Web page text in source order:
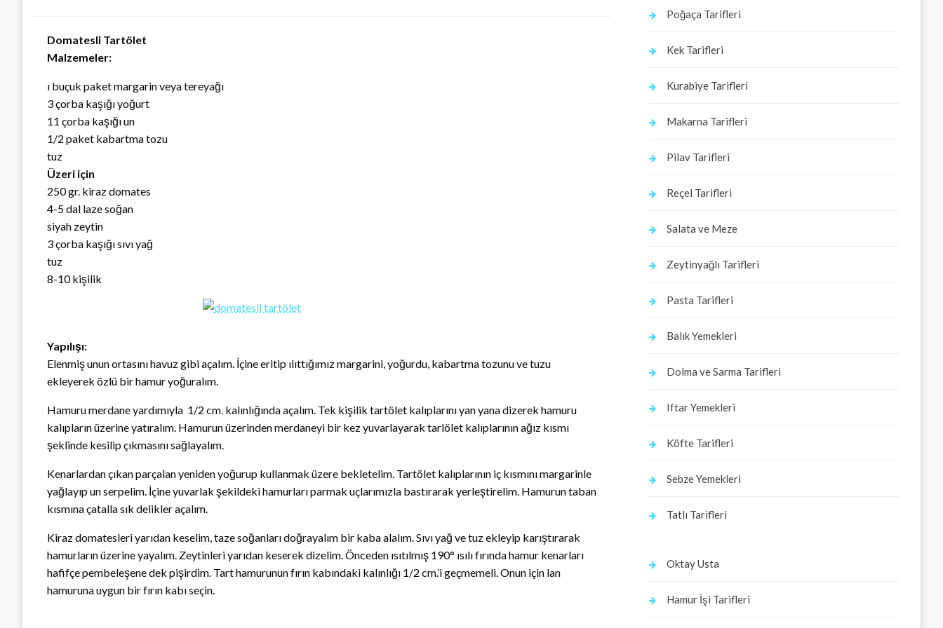
Domatesli Tartölet
Malzemeler:
ı buçuk paket margarin veya tereyağı
3 çorba kaşığı yoğurt
11 çorba kaşığı un
1/2 paket kabartma tozu
tuz
Üzeri için
250 gr. kiraz domates
4-5 dal laze soğan
siyah zeytin
3 çorba kaşığı sıvı yağ
tuz
8-10 kişilik
Yapılışı:
Elenmiş unun ortasını havuz gibi açalım. İçine eritip ılıttığımız margarini, yoğurdu, kabartma tozunu ve tuzu
ekleyerek özlü bir hamur yoğuralım.
Hamuru merdane yardımıyla 1/2 cm. kalınlığında açalım. Tek kişilik tartölet kalıplarını yan yana dizerek hamuru
kalıpların üzerine yatıralım. Hamurun üzerinden merdaneyi bir kez yuvarlayarak tarlölet kalıplarının ağız kısmı
şeklinde kesilip çıkmasını sağlayalım.
Kenarlardan çıkan parçalan yeniden yoğurup kullanmak üzere bekletelim. Tartölet kalıplarının iç kısmını margarinle
yağlayıp un serpelim. İçine yuvarlak şekildeki hamurları parmak uçlarımızla bastırarak yerleştirelim. Hamurun taban
kısmına çatalla sık delikler açalım.
Kiraz domatesleri yarıdan keselim, taze soğanları doğrayalım bir kaba alalım. Sıvı yağ ve tuz ekleyip karıştırarak
hamurların üzerine yayalım. Zeytinleri yarıdan keserek dizelim. Önceden ısıtılmış 190° ısılı fırında hamur kenarları
hafifçe pembeleşene dek pişirdim. Tart hamurunun fırın kabındaki kalınlığı 1/2 cm.’i geçmemeli. Onun için lan
hamuruna uygun bir fırın kabı seçin.
Poğaça Tarifleri
Kek Tarifleri
Kurabiye Tarifleri
Makarna Tarifleri
Pilav Tarifleri
Reçel Tarifleri
Salata ve Meze
Zeytinyağlı Tarifleri
Pasta Tarifleri
Balık Yemekleri
Dolma ve Sarma Tarifleri
Iftar Yemekleri
Köfte Tarifleri
Sebze Yemekleri
Tatlı Tarifleri
Oktay Usta
Hamur İşi Tarifleri